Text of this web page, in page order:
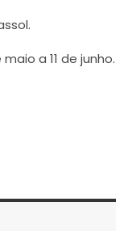
a 11 de junho.